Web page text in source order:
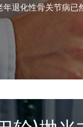
退化性骨关节病已